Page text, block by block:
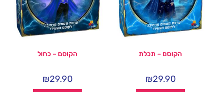
הקוסם – תכלת
₪29.90
הקוסם – כחול
₪29.90